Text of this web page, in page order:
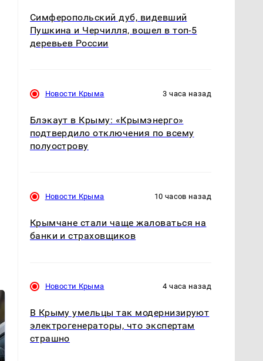
Симферопольский дуб, видевший
Пушкина и Черчилля, вошел в топ-5
деревьев России
Новости Крыма 3 часа назад
Блэкаут в Крыму: «Крымэнерго»
подтвердило отключения по всему
полуострову
Новости Крыма 10 часов назад
Крымчане стали чаще жаловаться на
банки и страховщиков
Новости Крыма 4 часа назад
В Крыму умельцы так модернизируют
электрогенераторы, что экспертам
страшно